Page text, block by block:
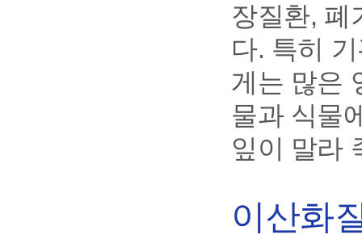
장질환, 폐
다. 특히
게는 많은
물과 식물
잎이 말라
이산화